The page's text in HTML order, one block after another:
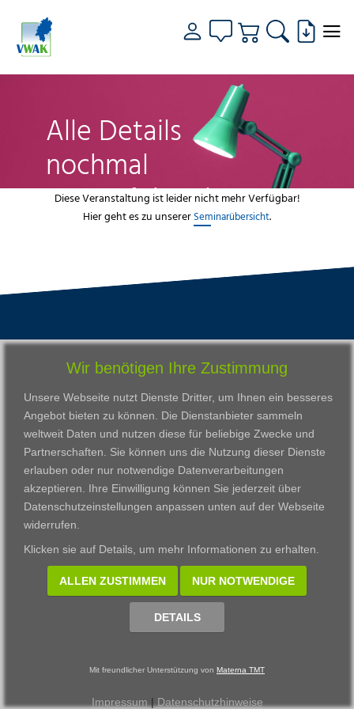
Alle Details
nochmal
genau fokussiert
Diese Veranstaltung ist leider nicht mehr Verfügbar!
Hier geht es zu unserer Seminarübersicht.
VWAK
Karriere
Kontakt
Download
Impressum
Datenschutzerklärung
Standorte
Darmstadt
Frankfurt am Main
Gießen
Kassel
Wiesbaden
Fortbildungszentrum
Bildungsangebot
Ausbildung
Zertifikatslehrgänge
Fortbildung
© 2002 - 2026 Materna TMT GmbH, powered by CARUSO
Wir benötigen Ihre Zustimmung
Unsere Webseite nutzt Dienste Dritter, um Ihnen ein besseres
Angebot bieten zu können. Die Dienstanbieter sammeln
weltweit Daten und nutzen diese für beliebige Zwecke und
Partnerschaften. Sie können uns die Nutzung dieser Dienste
erlauben oder nur notwendige Datenverarbeitungen
akzeptieren. Ihre Einwilligung können Sie jederzeit über
Datenschutzeinstellungen anpassen unten auf der Webseite
widerrufen.
Klicken sie auf Details, um mehr Informationen zu erhalten.
ALLEN ZUSTIMMEN NUR NOTWENDIGE
DETAILS
Mit freundlicher Unterstützung von Materna TMT
Impressum | Datenschutzhinweise